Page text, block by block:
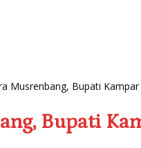
Musrenbang, Bupati
Bupati